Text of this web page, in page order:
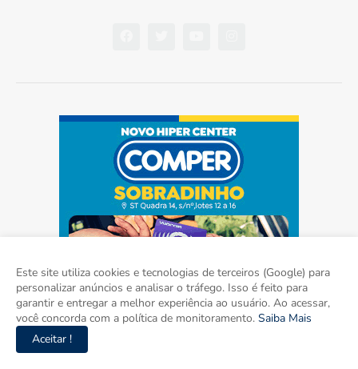
Este site utiliza cookies e tecnologias de terceiros (Google) para
personalizar anúncios e analisar o tráfego. Isso é feito para
garantir e entregar a melhor experiência ao usuário. Ao acessar,
você concorda com a política de monitoramento. Saiba Mais
Aceitar !